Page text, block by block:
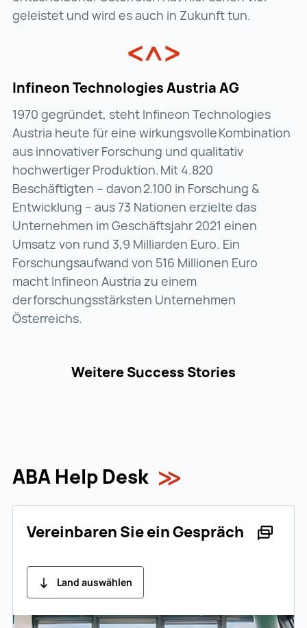
geleistet und wird es auch in Zukunft tun.
Infineon Technologies Austria AG
1970 gegründet, steht Infineon Technologies
Austria heute für eine wirkungsvolle Kombination
aus innovativer Forschung und qualitativ
hochwertiger Produktion. Mit 4.820
Beschäftigten – davon 2.100 in Forschung &
Entwicklung – aus 73 Nationen erzielte das
Unternehmen im Geschäftsjahr 2021 einen
Umsatz von rund 3,9 Milliarden Euro. Ein
Forschungsaufwand von 516 Millionen Euro
macht Infineon Austria zu einem
der forschungsstärksten Unternehmen
Österreichs.
Weitere Success Stories
ABA Help Desk
Vereinbaren Sie ein Gespräch
Land auswählen